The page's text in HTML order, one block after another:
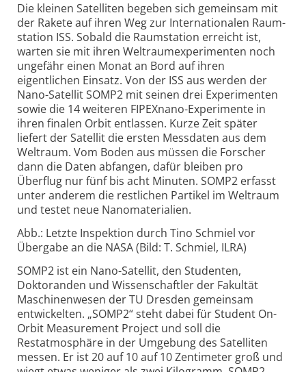
Die kleinen Satelliten begeben sich gemeinsam mit
der Rakete auf ihren Weg zur Internationalen Raum­
station ISS. Sobald die Raumstation erreicht ist,
warten sie mit ihren Weltraum­experimenten noch
ungefähr einen Monat an Bord auf ihren
eigentlichen Einsatz. Von der ISS aus werden der
Nano-Satellit SOMP2 mit seinen drei Experimenten
sowie die 14 weiteren FIPEXnano-Experimente in
ihren finalen Orbit entlassen. Kurze Zeit später
liefert der Satellit die ersten Messdaten aus dem
Weltraum. Vom Boden aus müssen die Forscher
dann die Daten abfangen, dafür bleiben pro
Überflug nur fünf bis acht Minuten. SOMP2 erfasst
unter anderem die restlichen Partikel im Weltraum
und testet neue Nano­materialien.
Abb.: Letzte Inspektion durch Tino Schmiel vor
Übergabe an die NASA (Bild: T. Schmiel, ILRA)
SOMP2 ist ein Nano-Satellit, den Studenten,
Doktoranden und Wissenschaftler der Fakultät
Maschinen­wesen der TU Dresden gemeinsam
entwickelten. „SOMP2“ steht dabei für Student On-
Orbit Measurement Project und soll die
Restatmosphäre in der Umgebung des Satelliten
messen. Er ist 20 auf 10 auf 10 Zentimeter groß und